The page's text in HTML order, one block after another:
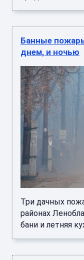
Банные
днем, и ночью
Три дачных
районах
бани и летняя